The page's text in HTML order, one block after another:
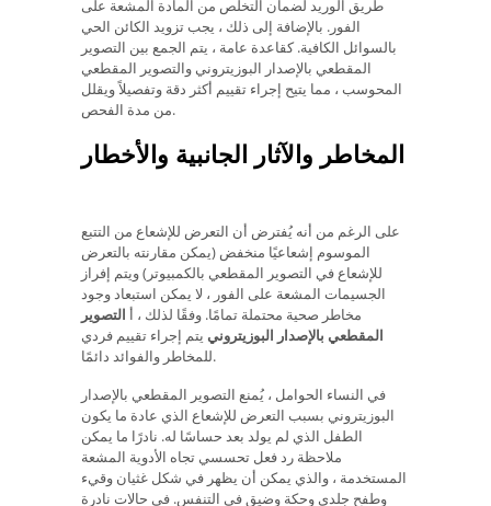
طريق الوريد لضمان التخلص من المادة المشعة على
الفور. بالإضافة إلى ذلك ، يجب تزويد الكائن الحي
بالسوائل الكافية. كقاعدة عامة ، يتم الجمع بين التصوير
المقطعي بالإصدار البوزيتروني والتصوير المقطعي
المحوسب ، مما يتيح إجراء تقييم أكثر دقة وتفصيلاً ويقلل
من مدة الفحص.
المخاطر والآثار الجانبية والأخطار
على الرغم من أنه يُفترض أن التعرض للإشعاع من التتبع
الموسوم إشعاعيًا منخفض (يمكن مقارنته بالتعرض
للإشعاع في التصوير المقطعي بالكمبيوتر) ويتم إفراز
الجسيمات المشعة على الفور ، لا يمكن استبعاد وجود
مخاطر صحية محتملة تمامًا. وفقًا لذلك ، أ التصوير
المقطعي بالإصدار البوزيتروني يتم إجراء تقييم فردي
للمخاطر والفوائد دائمًا.
في النساء الحوامل ، يُمنع التصوير المقطعي بالإصدار
البوزيتروني بسبب التعرض للإشعاع الذي عادة ما يكون
الطفل الذي لم يولد بعد حساسًا له. نادرًا ما يمكن
ملاحظة رد فعل تحسسي تجاه الأدوية المشعة
المستخدمة ، والذي يمكن أن يظهر في شكل غثيان وقيء
وطفح جلدي وحكة وضيق في التنفس. في حالات نادرة